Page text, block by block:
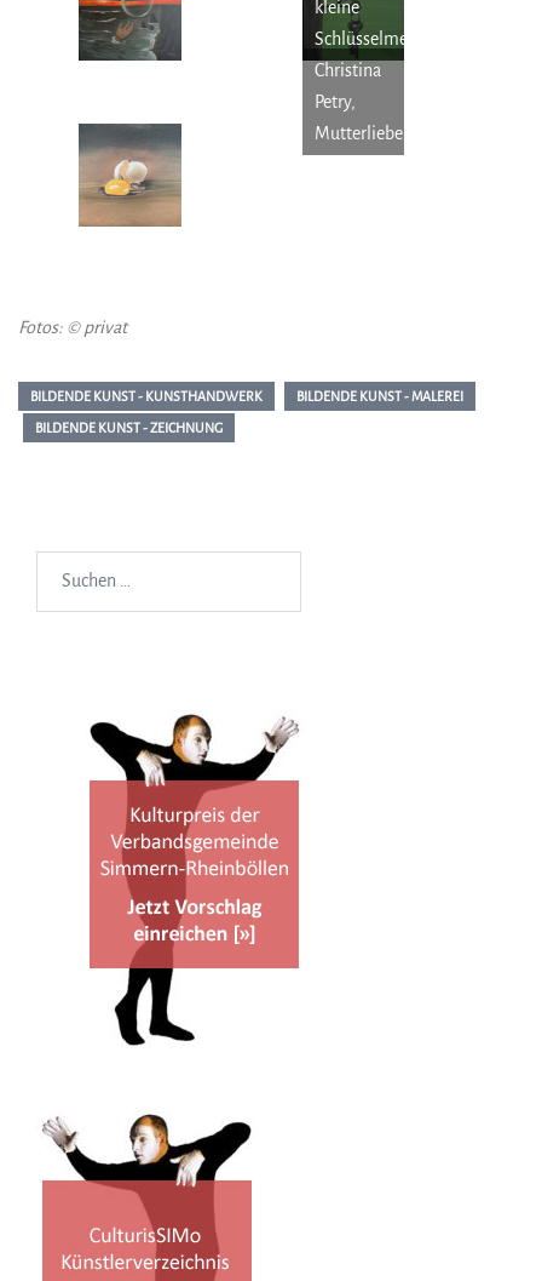
kleine
Schlüsselmeister
Christina
Petry,
Mutterliebe
Fotos: © privat
BILDENDE KUNST - KUNSTHANDWERK BILDENDE KUNST - MALEREI
BILDENDE KUNST - ZEICHNUNG